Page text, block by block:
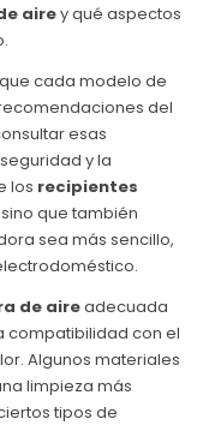
airey qué aspectos
cada modelo de
del
esas
y la
los recipientes
que también
sea más sencillo,
de aireadecuada
compatibilidad con el
Algunos materiales
limpieza más
tipos de